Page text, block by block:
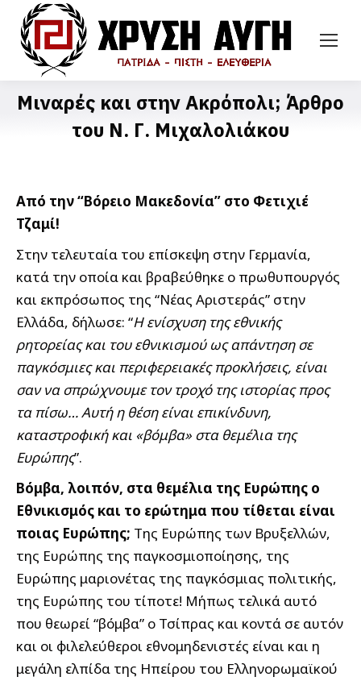
Μιναρές και στην Ακρόπολι; Άρθρο
του Ν. Γ. Μιχαλολιάκου
Από την “Βόρειο Μακεδονία” στο Φετιχιέ
Τζαμί!
Στην τελευταία του επίσκεψη στην Γερμανία,
κατά την οποία και βραβεύθηκε ο πρωθυπουργός
και εκπρόσωπος της “Νέας Αριστεράς” στην
Ελλάδα, δήλωσε: “Η ενίσχυση της εθνικής
ρητορείας και του εθνικισμού ως απάντηση σε
παγκόσμιες και περιφερειακές προκλήσεις, είναι
σαν να σπρώχνουμε τον τροχό της ιστορίας προς
τα πίσω… Αυτή η θέση είναι επικίνδυνη,
καταστροφική και «βόμβα» στα θεμέλια της
Ευρώπης”.
Βόμβα, λοιπόν, στα θεμέλια της Ευρώπης ο
Εθνικισμός και το ερώτημα που τίθεται είναι
ποιας Ευρώπης; Της Ευρώπης των Βρυξελλών,
της Ευρώπης της παγκοσμιοποίησης, της
Ευρώπης μαριονέτας της παγκόσμιας πολιτικής,
της Ευρώπης του τίποτε! Μήπως τελικά αυτό
που θεωρεί “βόμβα” ο Τσίπρας και κοντά σε αυτόν
και οι φιλελεύθεροι εθνομηδενιστές είναι και η
μεγάλη ελπίδα της Ηπείρου του Ελληνορωμαϊκού